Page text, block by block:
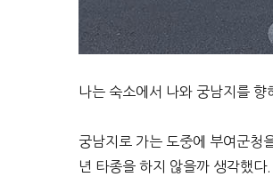
나는 숙소에서 나와 궁남지를
궁남지로 가는 도중에 부여군청
년 타종을 하지 않을까 생각했다.